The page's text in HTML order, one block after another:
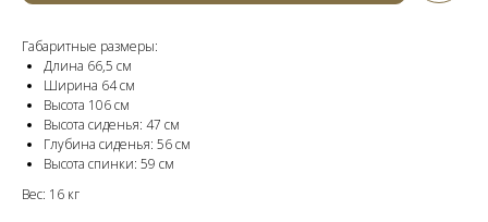
Габаритные размеры:
Длина 66,5 см
Ширина 64 см
Высота 106 см
Высота сиденья: 47 см
Глубина сиденья: 56 см
Высота спинки: 59 см
Вес: 16 кг